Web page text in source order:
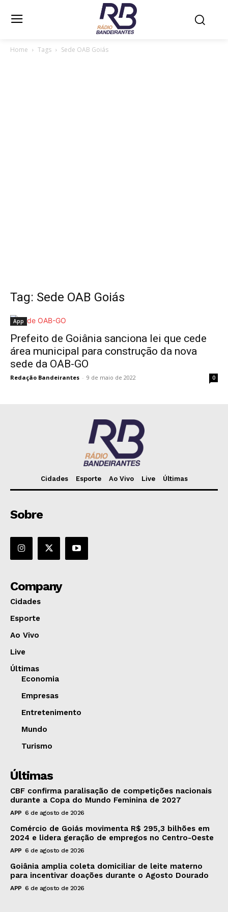
Home Tags Sede OAB Goiás
Tag: Sede OAB Goiás
App
Prefeito de Goiânia sanciona lei que cede
área municipal para construção da nova
sede da OAB-GO
Redação Bandeirantes - 9 de maio de 2022 0
Cidades Esporte Ao Vivo Live Últimas
Sobre
Company
Cidades
Esporte
Ao Vivo
Live
Últimas
Economia
Empresas
Entretenimento
Mundo
Turismo
Últimas
CBF confirma paralisação de competições nacionais
durante a Copa do Mundo Feminina de 2027
APP 6 de agosto de 2026
Comércio de Goiás movimenta R$ 295,3 bilhões em
2024 e lidera geração de empregos no Centro-Oeste
APP 6 de agosto de 2026
Goiânia amplia coleta domiciliar de leite materno
para incentivar doações durante o Agosto Dourado
APP 6 de agosto de 2026